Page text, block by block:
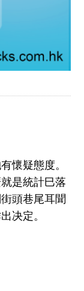
懷疑態度。
是統計巳落
頭巷尾耳聞
决定。